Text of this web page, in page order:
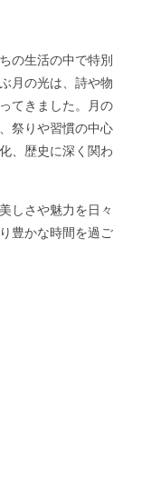
の生活の中で特別
月の光は、詩や物
てきました。月の
祭りや習慣の中心
、歴史に深く関わ
しさや魅力を日々
豊かな時間を過ご